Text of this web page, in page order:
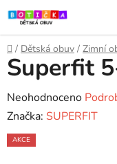
Přejít
na
obsah
Domů
/ Dětská obuv / Zimní
Superfit
Průměrné
hodnocení
produktu
Neohodnoceno
Značka: SUPERFIT
AKCE